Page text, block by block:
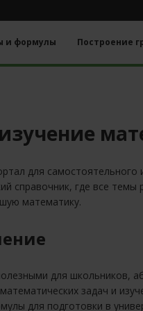
и формулы Построение
для самостоятельного
справочник, где все
математику.
для школьников,
задач и
для подготовки в